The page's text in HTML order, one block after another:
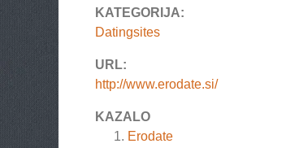
KATEGORIJA:
Datingsites
URL:
http://www.erodate.si/
KAZALO
Erodate